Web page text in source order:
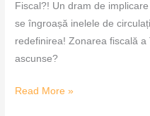
Fiscal?! Un dram de
se îngroașă inelele de
redefinirea! Zonarea fiscală
ascunse?
Read More »